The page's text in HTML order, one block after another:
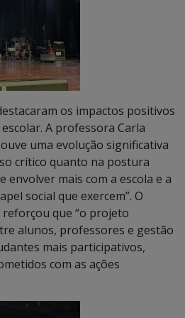
os impactos positivos
A professora Carla
uma evolução significativa
crítico quanto na postura
envolver mais com a escola e a
social que exercem”. O
que “o projeto
alunos, professores e gestão
mais participativos,
com as ações